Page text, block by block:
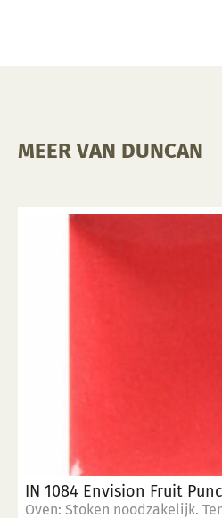
MEER VAN DUNCAN
IN 1084 Envision Fruit
Oven: Stoken noodzakelijk.